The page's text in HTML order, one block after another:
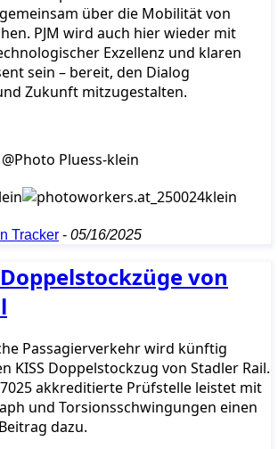
über die Mobilität von
PJM wird auch hier wieder mit
Exzellenz und klaren
sein – bereit, den Dialog
Zukunft mitzugestalten.
Tracker - 05/16/2025
von
Passagierverkehr wird künftig
KISS Doppelstockzug von Stadler Rail.
akkreditierte Prüfstelle leistet mit
und Torsionsschwingungen einen
dazu.